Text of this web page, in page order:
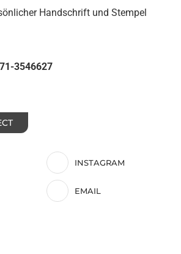
Handschrift und Stempel
3546627
INSTAGRAM
EMAIL